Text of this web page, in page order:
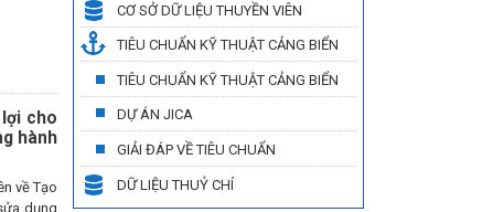
cho
hành
về Tạo
dụng
CƠ SỞ DỮ LIỆU THUYỀN VIÊN
TIÊU CHUẨN KỸ THUẬT CẢNG BIỂN
TIÊU CHUẨN KỸ THUẬT CẢNG BIỂN
DỰ ÁN JICA
GIẢI ĐÁP VỀ TIÊU CHUẨN
DỮ LIỆU THUỶ CHÍ